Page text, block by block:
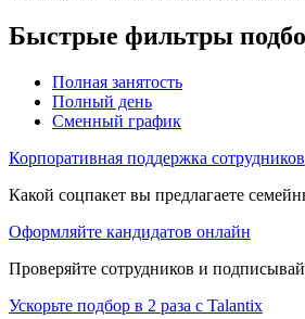
Быстрые фильтры
Полная занятость
Полный день
Сменный график
Корпоративная поддержка сотрудников
Какой соцпакет вы предлагаете
Оформляйте кандидатов онлайн
Проверяйте сотрудников и
Ускорьте подбор в 2 раза с Talantix